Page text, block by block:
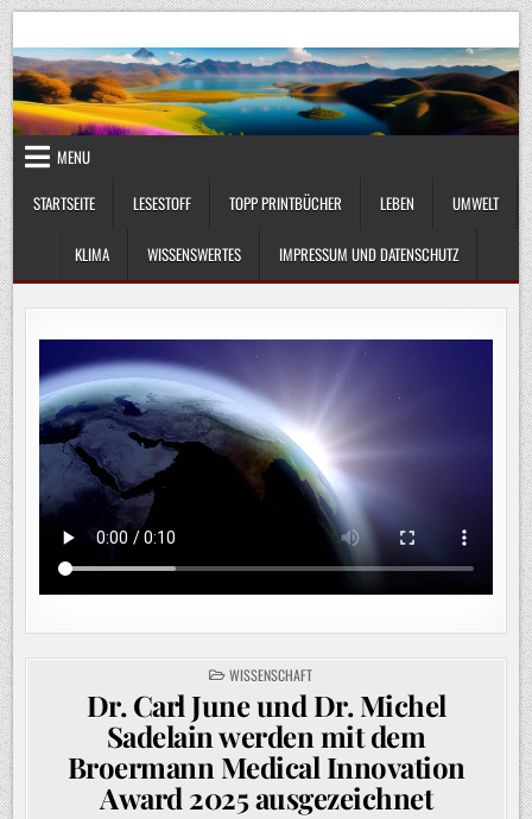
Skip
to
content
UmweltKlima.com
MENU
STARTSEITE
LESESTOFF TOPP PRINTBÜCHER LEBEN UMWELT
KLIMA WISSENSWERTES IMPRESSUM UND DATENSCHUTZ
POSTED
IN
WISSENSCHAFT
Dr. Carl June und Dr. Michel
Sadelain werden mit dem
Broermann Medical Innovation
Award 2025 ausgezeichnet